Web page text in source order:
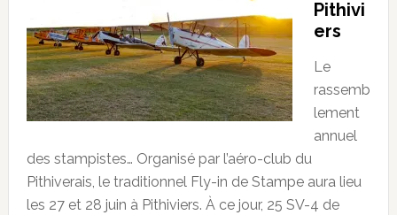
Pithivi
ers
Le
rassemb
lement
annuel
des stampistes… Organisé par l’aéro-club du
Pithiverais, le traditionnel Fly-in de Stampe aura lieu
les 27 et 28 juin à Pithiviers. À ce jour, 25 SV-4 de